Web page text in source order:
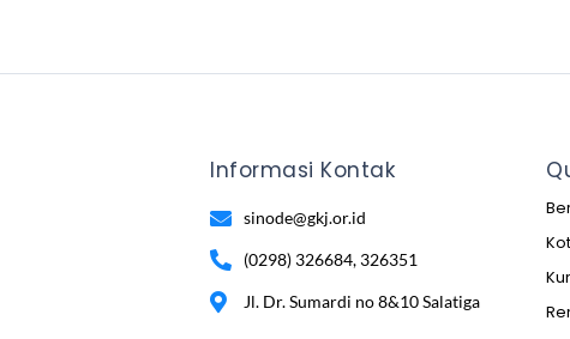
Informasi Kontak
sinode@gkj.or.id
(0298) 326684, 326351
Jl. Dr. Sumardi no 8&10 Salatiga